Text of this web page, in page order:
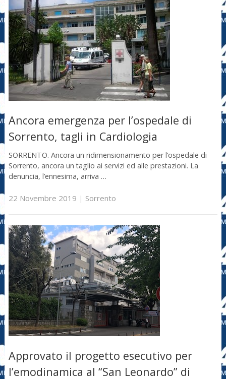
Ancora emergenza per l’ospedale di
Sorrento, tagli in Cardiologia
SORRENTO. Ancora un ridimensionamento per l’ospedale di
Sorrento, ancora un taglio ai servizi ed alle prestazioni. La
denuncia, l’ennesima, arriva …
22 Novembre 2019 | Sorrento
Approvato il progetto esecutivo per
l’emodinamica al “San Leonardo” di